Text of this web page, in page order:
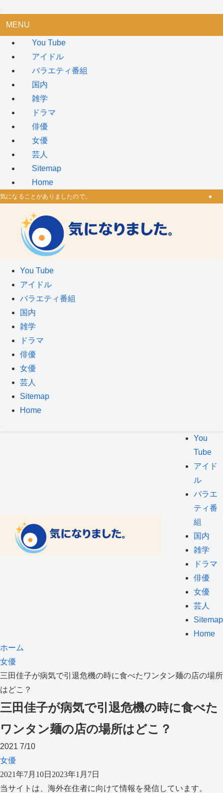
MENU
You Tube
アイドル
バラエティ番組
国内
雑学
ドラマ
俳優
女優
芸人
Sitemap
Home
気になることがありましたので。
You Tube
アイドル
バラエティ番組
国内
雑学
ドラマ
俳優
女優
芸人
Sitemap
Home
You
Tube
アイド
ル
バラエ
ティ番
組
国内
雑学
ドラマ
俳優
女優
芸人
Sitemap
Home
ホーム
女優
三田佳子が病気で引退危機の時に食べたワンタン麺の店の場所
はどこ？
三田佳子が病気で引退危機の時に食べた
ワンタン麺の店の場所はどこ？
2021 7/10
女優
2021年7月10日 2023年1月7日
当サイトは、海外在住者に向けて情報を発信しています。